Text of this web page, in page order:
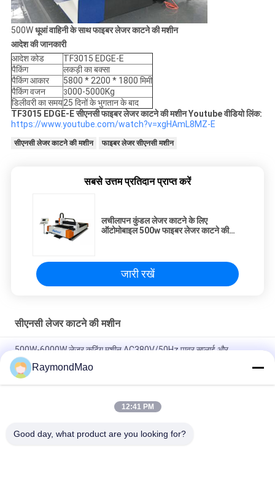
500Wधूआं वाहिनी के साथ फाइबर लेजर काटने की मशीन
आदेश की जानकारी
आदेश कोड
TF3015 EDGE-E
पैकिंग
लकड़ी का बक्सा
पैकिंग आकार
5800 * 2200 * 1800 मिमी
पैकिंग वजन
3000-5000Kg
डिलीवरी का समय25 दिनों के भुगतान के बाद
TF3015 EDGE-E सीएनसी फाइबर लेजर काटने की मशीन Youtube वीडियो लिंक:
https://www.youtube.com/watch?v=xgHAmL8MZ-E
सीएनसी लेजर काटने की मशीन फाइबर लेजर सीएनसी मशीन
सबसे उत्तम प्रतिदान प्राप्त करें
लचीलापन कुंडल लेजर काटने के लिए
ऑटोमोबाइल 500w फाइबर लेजर काटने की
जारी रखें
सीएनसी लेजर काटने की मशीन
500W-6000W लेजर कटिंग मशीन AC380V/50Hz पावर सप्लाई और
±0.02mm रिपीट पोजिशनिंग सटीकता के साथ
±0.03 मिमी पोजिशनिंग सटीकता के लिए हाई स्पीड 500W - 6000W लेजर कटिंग
RaymondMao
12:41 PM
Good day, what product are you looking for?